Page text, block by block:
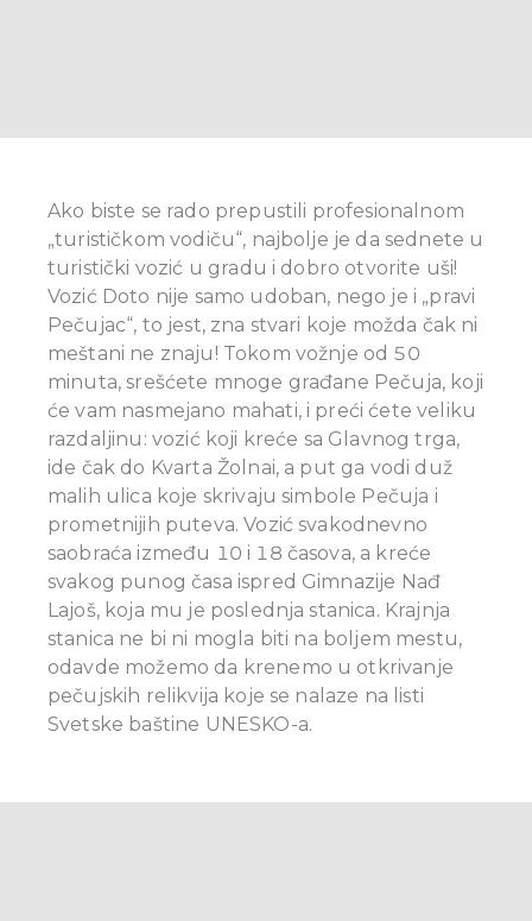
Ako biste se rado prepustili profesionalnom
„turističkom vodiču“, najbolje je da sednete u
turistički vozić u gradu i dobro otvorite uši!
Vozić Doto nije samo udoban, nego je i „pravi
Pečujac“, to jest, zna stvari koje možda čak ni
meštani ne znaju! Tokom vožnje od 50
minuta, srešćete mnoge građane Pečuja, koji
će vam nasmejano mahati, i preći ćete veliku
razdaljinu: vozić koji kreće sa Glavnog trga,
ide čak do Kvarta Žolnai, a put ga vodi duž
malih ulica koje skrivaju simbole Pečuja i
prometnijih puteva. Vozić svakodnevno
saobraća između 10 i 18 časova, a kreće
svakog punog časa ispred Gimnazije Nađ
Lajoš, koja mu je poslednja stanica. Krajnja
stanica ne bi ni mogla biti na boljem mestu,
odavde možemo da krenemo u otkrivanje
pečujskih relikvija koje se nalaze na listi
Svetske baštine UNESKO-a.